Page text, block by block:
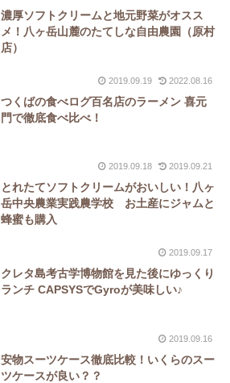
濃厚ソフトクリームと地元野菜がオスス
メ！八ヶ岳山麓のたてしな自由農園（原村
店）
2019.09.19 2022.08.16
つくばの食べログ百名店のラーメン 喜元
門で徹底食べ比べ！
2019.09.18 2019.09.21
とれたてソフトクリームがおいしい！八ヶ
岳中央農業実践農学校 お土産にジャムと
蜂蜜も購入
2019.09.17
クレタ島考古学博物館を見た後にゆっくり
ランチ CAPSYSでGyroが美味しい♪
2019.09.16
安物スーツケース徹底比較！いくらのスー
ツケースが良い？？